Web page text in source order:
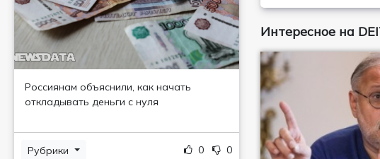
Россиянам объяснили, как начать
откладывать деньги с нуля
Рубрики 0 0
Интересное на